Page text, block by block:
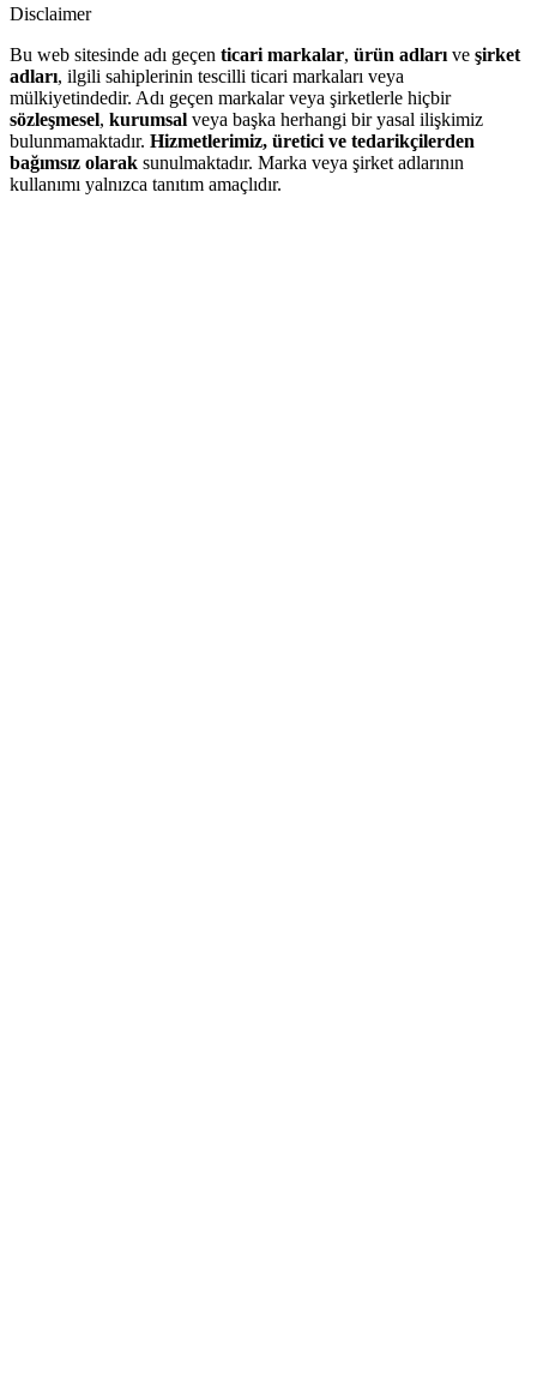
Disclaimer
Bu web sitesinde adı geçen ticari markalar, ürün adları ve şirket
adları, ilgili sahiplerinin tescilli ticari markaları veya
mülkiyetindedir. Adı geçen markalar veya şirketlerle hiçbir
sözleşmesel, kurumsal veya başka herhangi bir yasal ilişkimiz
bulunmamaktadır. Hizmetlerimiz, üretici ve tedarikçilerden
bağımsız olarak sunulmaktadır. Marka veya şirket adlarının
kullanımı yalnızca tanıtım amaçlıdır.